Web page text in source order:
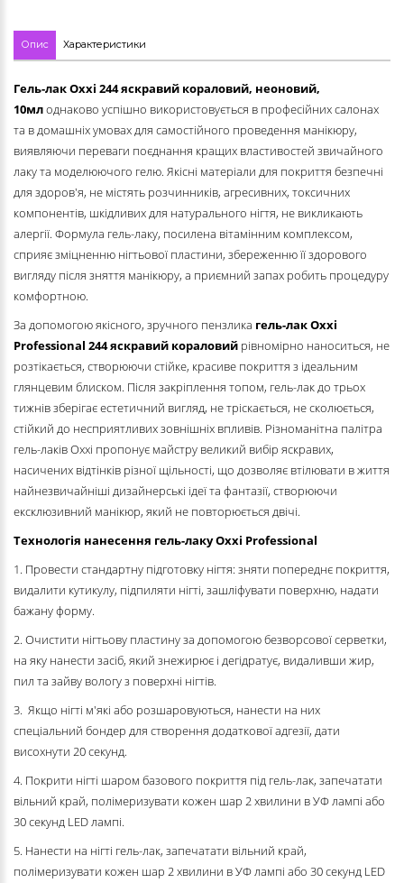
Опис Характеристики
Гель-лак Oxxi 244 яскравий кораловий, неоновий,
10млоднаково успішно використовується в професійних салонах
та в домашніх умовах для самостійного проведення манікюру,
виявляючи переваги поєднання кращих властивостей звичайного
лаку та моделюючого гелю. Якісні матеріали для покриття безпечні
для здоров'я, не містять розчинників, агресивних, токсичних
компонентів, шкідливих для натурального нігтя, не викликають
алергії. Формула гель-лаку, посилена вітамінним комплексом,
сприяє зміцненню нігтьової пластини, збереженню її здорового
вигляду після зняття манікюру, а приємний запах робить процедуру
комфортною.
За допомогою якісного, зручного пензлика гель-лак Oxxi
Professional 244 яскравий кораловий рівномірно наноситься, не
розтікається, створюючи стійке, красиве покриття з ідеальним
глянцевим блиском. Після закріплення топом, гель-лак до трьох
тижнів зберігає естетичний вигляд, не тріскається, не сколюється,
стійкий до несприятливих зовнішніх впливів. Різноманітна палітра
гель-лаків Oxxi пропонує майстру великий вибір яскравих,
насичених відтінків різної щільності, що дозволяє втілювати в життя
найнезвичайніші дизайнерські ідеї та фантазії, створюючи
ексклюзивний манікюр, який не повторюється двічі.
Технологія нанесення гель-лаку Oxxi Professional
1. Провести стандартну підготовку нігтя: зняти попереднє покриття,
видалити кутикулу, підпиляти нігті, зашліфувати поверхню, надати
бажану форму.
2. Очистити нігтьову пластину за допомогою безворсової серветки,
на яку нанести засіб, який знежирює і дегідратує, видаливши жир,
пил та зайву вологу з поверхні нігтів.
3. Якщо нігті м'які або розшаровуються, нанести на них
спеціальний бондер для створення додаткової адгезії, дати
висохнути 20 секунд.
4. Покрити нігті шаром базового покриття під гель-лак, запечатати
вільний край, полімеризувати кожен шар 2 хвилини в УФ лампі або
30 секунд LED лампі.
5. Нанести на нігті гель-лак, запечатати вільний край,
полімеризувати кожен шар 2 хвилини в УФ лампі або 30 секунд LED